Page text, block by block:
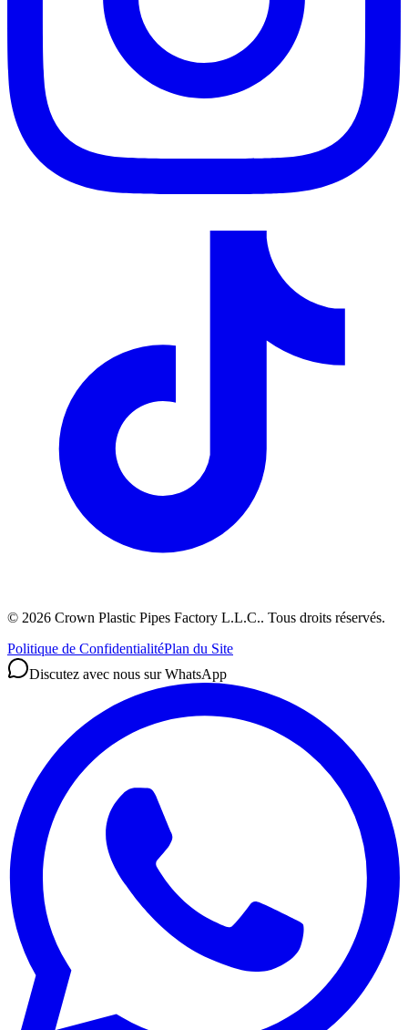
© 2026 Crown Plastic Pipes Factory L.L.C.. Tous droits réservés.
Politique de ConfidentialitéPlan du Site
Discutez avec nous sur WhatsApp